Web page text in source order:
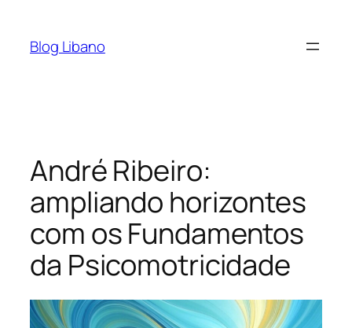
Blog Libano
André Ribeiro:
ampliando horizontes
com os Fundamentos
da Psicomotricidade